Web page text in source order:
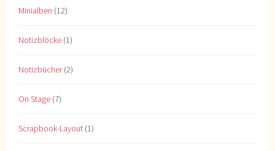
Minialben (12)
Notizblöcke (1)
Notizbücher(2)
On Stage (7)
Scrapbook-Layout (1)